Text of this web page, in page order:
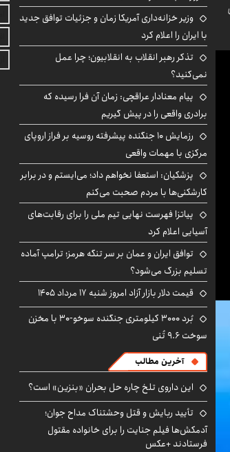
وزیر خزانه‌داری آمریکا زمان و جزئیات توافق جدید
با ایران را اعلام کرد
تذکر رهبر انقلاب به انقلابیون؛ چرا عمل
نمی‌کنید؟
پیام معنادار عراقچی: زمان آن فرا رسیده که
برادری واقعی را در پیش گیریم
رزمایش ۱۰ جنگنده پیشرفته روسیه بر فراز اروپای
مرکزی با مهمات واقعی
پزشکیان: استعفا نخواهم داد؛ می‌ایستم و در برابر
کارشکنی‌ها با مردم صحبت می‌کنم
پیاتزا فهرست نهایی تیم ملی را برای رقابت‌های
آسیایی اعلام کرد
توافق ایران و عمان بر سر تنگه هرمز؛ ترامپ آماده
تسلیم بزرگ می‌شود؟
قیمت دلار بازار آزاد امروز شنبه ۱۷ مرداد ۱۴۰۵
بُرد ۳۰۰۰ کیلومتری جنگنده سوخو-۳۰ با مخزن
سوخت ۹.۶ تُنی
آخرین مطالب
این داروی تلخ چاره حل بحران «بنزین» است؟
تأیید ربایش و قتل وحشتناک مداح جوان؛
آدمکش‌ها فیلم جنایت را برای خانواده مقتول
فرستادند +عکس